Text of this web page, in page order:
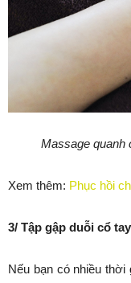
Massage quanh
Xem thêm: Phục hồi
3/ Tập gập duỗi cổ
Nếu bạn có nhiều thời